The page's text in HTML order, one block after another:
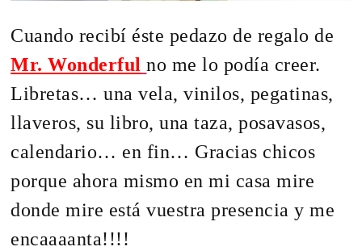
Cuando recibí éste pedazo de regalo de
Mr. Wonderful no me lo podía creer.
Libretas… una vela, vinilos, pegatinas,
llaveros, su libro, una taza, posavasos,
calendario… en fin… Gracias chicos
porque ahora mismo en mi casa mire
donde mire está vuestra presencia y me
encaaaanta!!!!